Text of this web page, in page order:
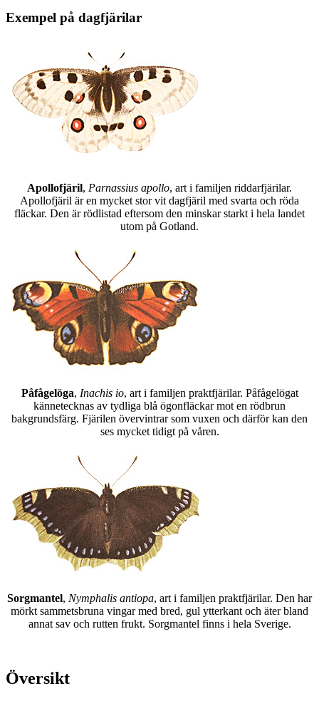
Exempel på dagfjärilar
Apollofjäril, Parnassius apollo, art i familjen riddarfjärilar.
Apollofjäril är en mycket stor vit dagfjäril med svarta och röda
fläckar. Den är rödlistad eftersom den minskar starkt i hela landet
utom på Gotland.
Påfågelöga, Inachis io, art i familjen praktfjärilar. Påfågelögat
kännetecknas av tydliga blå ögonfläckar mot en rödbrun
bakgrundsfärg. Fjärilen övervintrar som vuxen och därför kan den
ses mycket tidigt på våren.
Sorgmantel, Nymphalis antiopa, art i familjen praktfjärilar. Den har
mörkt sammetsbruna vingar med bred, gul ytterkant och äter bland
annat sav och rutten frukt. Sorgmantel finns i hela Sverige.
Översikt